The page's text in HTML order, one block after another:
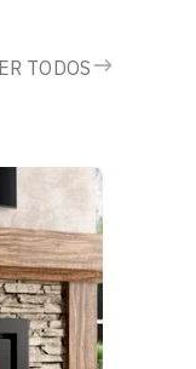
TODOS